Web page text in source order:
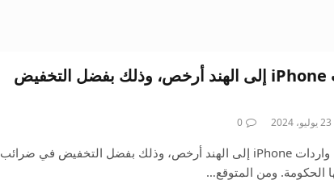
أصبحت واردات iPhone إلى الهند أرخص، وذلك بفضل التخفيض
23 يوليو، 2024 0
من المتوقع أن تصبح واردات iPhone إلى الهند أرخص، وذلك بفضل التخفيض في ضرائب
الحكومة. ومن المتوقع…